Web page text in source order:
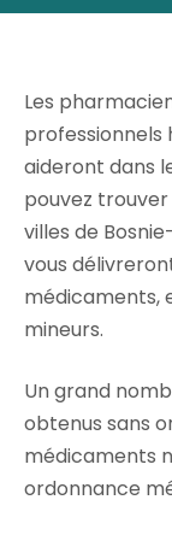
Les
professionnels
aideront dans
pouvez
villes de
vous
médicaments,
mineurs.
Un grand
obtenus sans
médicaments
ordonnance